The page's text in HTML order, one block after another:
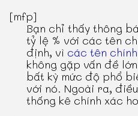
[mfp]
Bạn chỉ thấy thông
tỷ lệ % với các tên
định, vì các tên
không gặp vấn đề
bất kỳ mức độ phổ
với nó. Ngoài ra,
thống kê chính xác